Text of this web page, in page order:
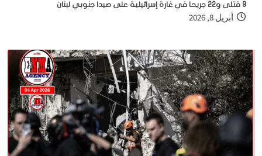
9 قتلى و22 جريحا في غارة إسرائيلية على صيدا جنوبي لبنان
أبريل 8, 2026